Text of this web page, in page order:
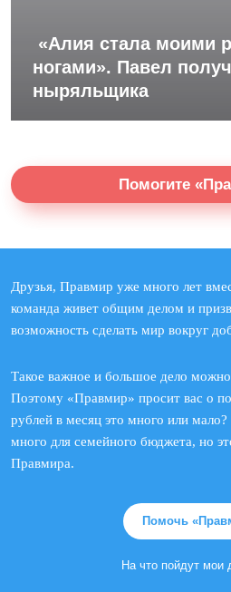
«Алия стала моими
ногами». Павел
ныряльщика
Помогите
Друзья, Правмир уже много лет
команда живет общим делом и
возможность сделать мир вокруг
Такое важное и большое дело можно
Поэтому «Правмир» просит вас о
рублей в месяц это много или
много для семейного бюджета, но
Правмира.
Помочь
На что пойдут мои